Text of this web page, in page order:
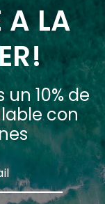
A LA
10% de
con